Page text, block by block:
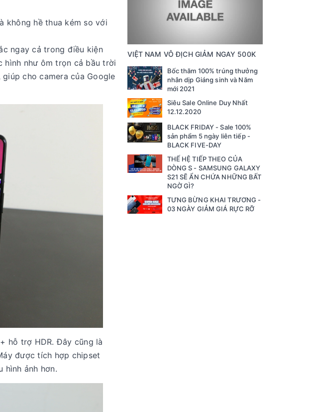
không hề thua kém so với
ngay cả trong điều kiện
hình như ôm trọn cả bầu trời
cho camera của Google
hỗ trợ HDR. Đây cũng là
được tích hợp chipset
hình ảnh hơn.
VIỆT NAM VÔ ĐỊCH GIẢM NGAY 500K
Bốc thăm 100% trúng thưởng
nhân dịp Giáng sinh và Năm
mới 2021
Siêu Sale Online Duy Nhất
12.12.2020
BLACK FRIDAY - Sale 100%
sản phẩm 5 ngày liên tiếp -
BLACK FIVE-DAY
THẾ HỆ TIẾP THEO CỦA
DÒNG S - SAMSUNG GALAXY
S21 SẼ ẨN CHỨA NHỮNG BẤT
NGỜ GÌ?
TƯNG BỪNG KHAI TRƯƠNG -
03 NGÀY GIẢM GIÁ RỰC RỠ